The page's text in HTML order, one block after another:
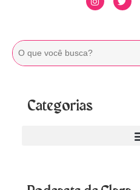
Categorias